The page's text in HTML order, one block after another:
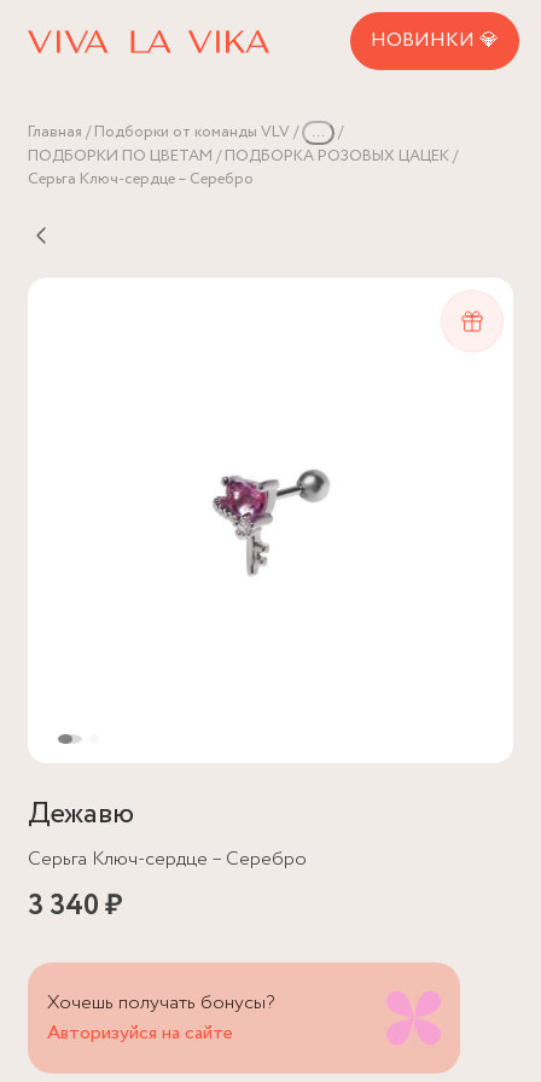
НОВИНКИ 💎
Главная Подборки от команды VLV
...
ПОДБОРКИ ПО ЦВЕТАМ
ПОДБОРКА РОЗОВЫХ ЦАЦЕК
Серьга Ключ-сердце – Серебро
Дежавю
Серьга Ключ-сердце – Серебро
3 340 ₽
Хочешь получать бонусы?
Авторизуйся на сайте